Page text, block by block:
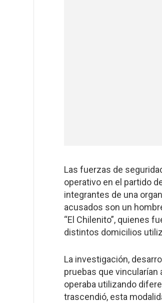
Las fuerzas de
operativo en el partido
integrantes de una
acusados son un
“El Chilenito”, quienes
distintos domicilios
La investigación,
pruebas que
operaba utilizando
trascendió, esta